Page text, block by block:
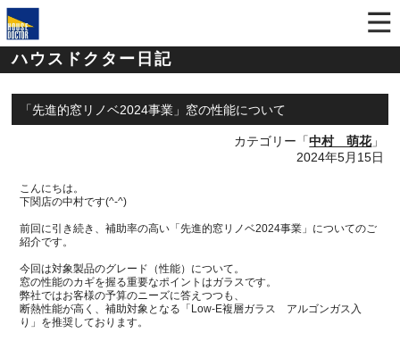
ハウスドクター日記
「先進的窓リノベ2024事業」窓の性能について
カテゴリー「中村 萌花」
2024年5月15日
こんにちは。
下関店の中村です(^-^)
前回に引き続き、補助率の高い「先進的窓リノベ2024事業」についてのご
紹介です。
今回は対象製品のグレード（性能）について。
窓の性能のカギを握る重要なポイントはガラスです。
弊社ではお客様の予算のニーズに答えつつも、
断熱性能が高く、補助対象となる「Low-E複層ガラス アルゴンガス入
り」を推奨しております。